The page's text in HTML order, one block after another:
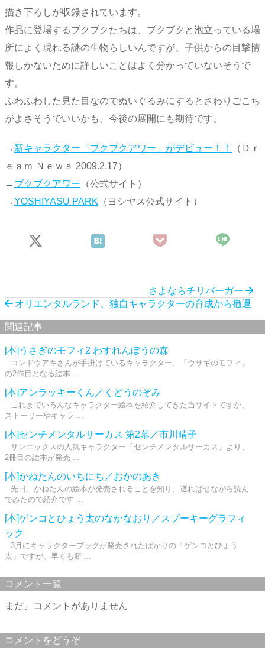
描き下ろしが収録されています。
作品に登場するブクブクたちは、ブクブクと泡立っている場
所によく現れる謎の生物らしいんですが、子供からの目撃情
報しかないために詳しいことはよく分かっていないそうで
す。
ふわふわした見た目なのでぬいぐるみにするとさわりごこち
がよさそうでいいかも。今後の展開にも期待です。
→ 新キャラクター「ブクブクアワー」がデビュー！！
（Ｄｒ
ｅａｍ Ｎｅｗｓ 2009.2.17）
→ ブクブクアワー （公式サイト）
→YOSHIYASU PARK （ヨシヤス公式サイト）
さよならチリバーガー
オリエンタルランド、独自キャラクターの育成から撤退
関連記事
[本]うさぎのモフィ2 わすれんぼうの森
コンドウアキさんが手掛けているキャラクター、「ウサギのモフィ」
の2作目となる絵本 ...
[本]アンラッキーくん／くどうのぞみ
これまでいろんなキャラクター絵本を紹介してきた当サイトですが、
ストーリーやキャラ ...
[本]センチメンタルサーカス 第2幕／市川晴子
サンエックスの人気キャラクター「センチメンタルサーカス」より、
2冊目の絵本が発売 ...
[本]かねたんのいちにち／おかのあき
先日、かねたんの絵本が発売されることを知り、遅ればせながら読ん
でみたので紹介です ...
[本]ゲンコとひょう太のなかなおり／スプーキーグラフィ
ック
3月にキャラクターブックが発売されたばかりの「ゲンコとひょう
太」ですが、早くも新 ...
コメント一覧
まだ、コメントがありません
コメントをどうぞ